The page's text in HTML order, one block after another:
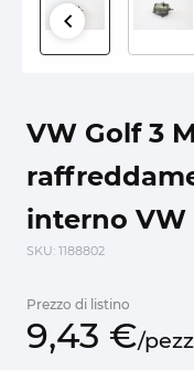
VW Golf 3
interno VW
SKU: 1188802
Prezzo di listino
9,43 €/